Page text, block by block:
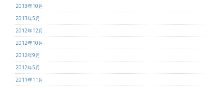
2013年10月
2013年5月
2012年12月
2012年10月
2012年9月
2012年5月
2011年11月